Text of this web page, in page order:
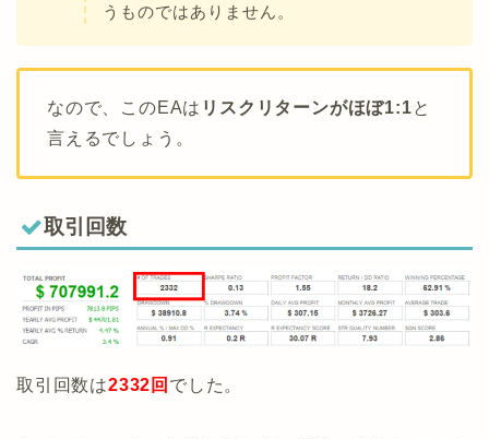
うものではありません。
なので、このEAは リスクリターンがほぼ1:1と
言えるでしょう。
取引回数
取引回数は2332 回 でした。